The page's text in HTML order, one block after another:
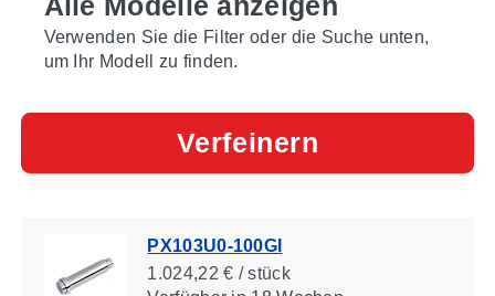
Verwenden Sie die Filter oder die Suche unten,
um Ihr Modell zu finden.
Verfeinern
PX103U0-100GI
1.024,22 € / stück